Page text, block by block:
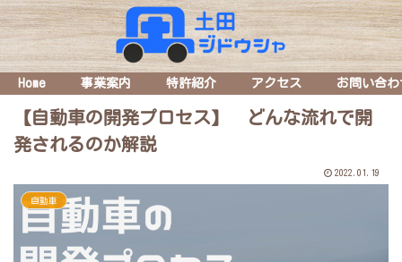
Home 事業案内 特許紹介 アクセス お問い合わ
【自動車の開発プロセス】 どんな流れで開
発されるのか解説
2022.01.19
自動車